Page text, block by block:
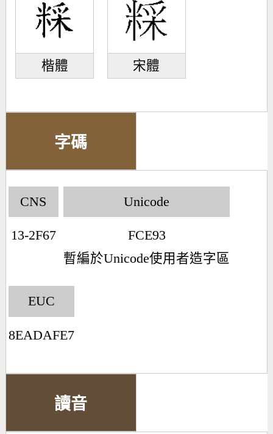
楷體 宋體
字碼
CNS
13-2F67
Unicode
FCE93
暫編於Unicode使用者造字區
EUC
8EADAFE7
讀音